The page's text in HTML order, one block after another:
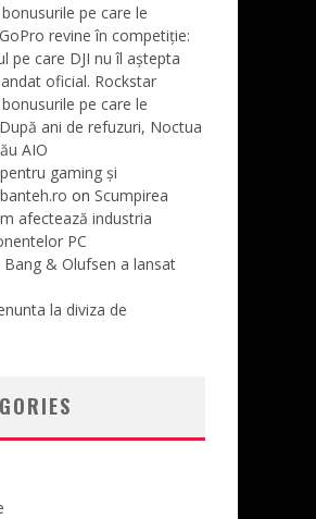
pe care le
GoPro revine în competiție:
pe care DJI nu îl aștepta
oficial. Rockstar
pe care le
După ani de refuzuri, Noctua
AIO
gaming și
on Scumpirea
afectează industria
PC
Bang & Olufsen a lansat
la diviza de